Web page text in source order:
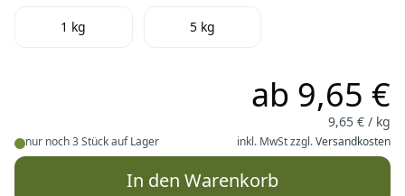
1 kg 5 kg
nur noch 3 Stück auf Lager
ab 9,65 €
9,65 € / kg
inkl. MwSt zzgl.Versandkosten
In den Warenkorb